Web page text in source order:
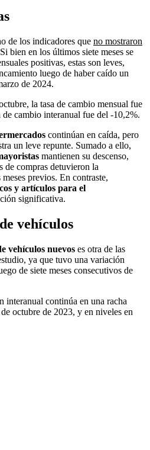
de los indicadores que no mostraron
bien en los últimos siete meses se
positivas, estas son leves,
luego de haber caído un
de 2024.
la tasa de cambio mensual fue
cambio interanual fue del -10,2%.
continúan en caída, pero
un leve repunte. Sumado a ello,
mantienen su descenso,
de compras detuvieron la
previos. En contraste,
y artículos para el
significativa.
vehículos
vehículos nuevos es otra de las
ya que tuvo una variación
de siete meses consecutivos de
interanual continúa en una racha
octubre de 2023, y en niveles en